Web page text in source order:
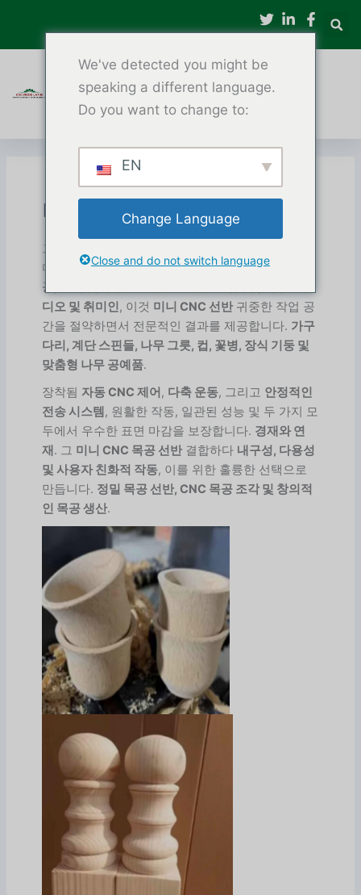
츠
미니 CNC 목공 선반
그만큼
다
CNC 목재 선반 기계효율적이고 정확한 설계
공, 조각 및 성형
디오 및 취미인, 이것 미니 CNC 선반귀중한 작업 공
간을 절약하면서 전문적인 결과를 제공합니다. 가구
다리, 계단 스핀들, 나무 그릇, 컵, 꽃병, 장식 기둥 및
맞춤형 나무 공예품.
장착됨 자동 CNC 제어 , 다축 운동, 그리고 안정적인
전송 시스템 , 원활한 작동, 일관된 성능 및 두 가지 모
두에서 우수한 표면 마감을 보장합니다. 경재와 연
재 . 그 미니 CNC 목공 선반결합하다 내구성, 다용성
및 사용자 친화적 작동, 이를 위한 훌륭한 선택으로
만듭니다. 정밀 목공 선반, CNC 목공 조각 및 창의적
인 목공 생산.
We've detected you might be
speaking a different language.
Do you want to change to:
EN
Change Language
Close and do not switch language